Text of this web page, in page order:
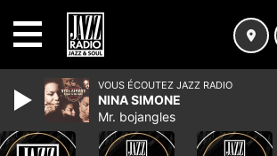
VOUS ÉCOUTEZ JAZZ RADIO
NINA SIMONE
Mr. bojangles